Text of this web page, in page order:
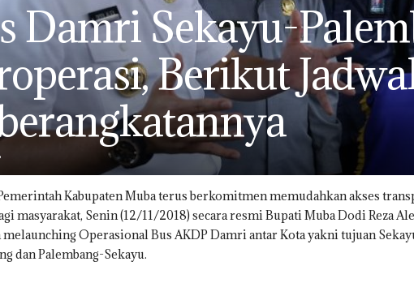
Damri Sekayu-
Berikut
Kabupaten Muba terus berkomitmen memudahkan akses
masyarakat, Senin (12/11/2018) secara resmi Bupati Muba Dodi Reza
Operasional Bus AKDP Damri antar Kota yakni tujuan
dan Palembang-Sekayu.